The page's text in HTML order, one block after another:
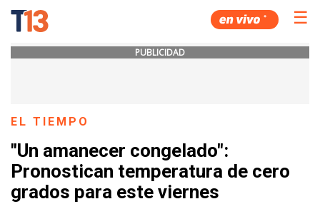
☰
PUBLICIDAD
EL TIEMPO
"Un amanecer congelado":
Pronostican temperatura de cero
grados para este viernes